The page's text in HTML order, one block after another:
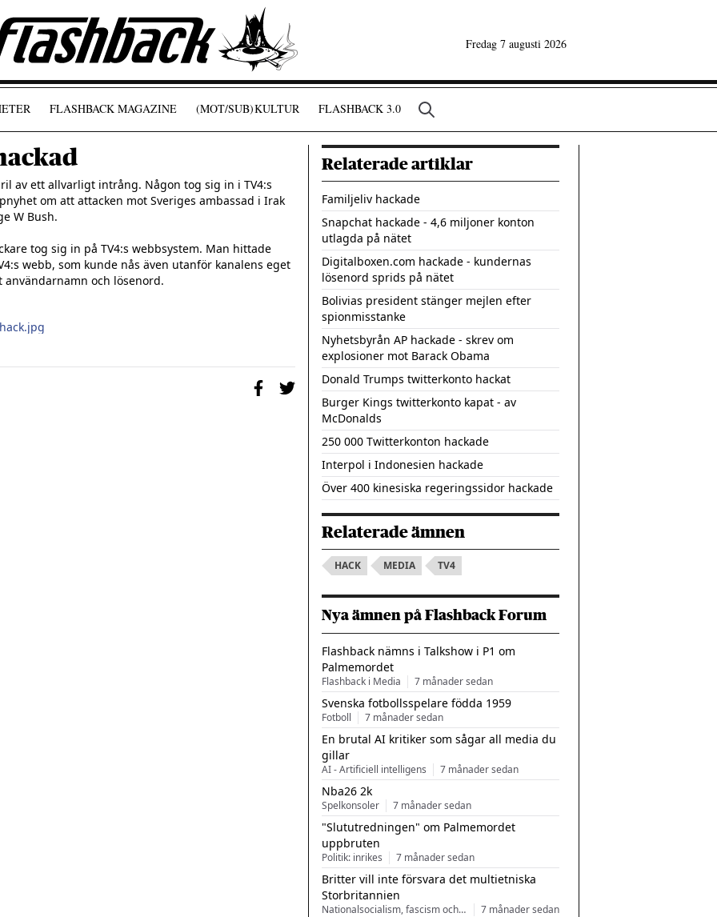
Fredag 7 augusti 2026
FLASHBACK MAGAZINE (MOT/SUB)KULTUR FLASHBACK 3.0
av ett allvarligt intrång. Någon tog sig in i TV4:s
om att attacken mot Sveriges ambassad i Irak
W Bush.
tog sig in på TV4:s webbsystem. Man hittade
webb, som kunde nås även utanför kanalens eget
och lösenord.
Relaterade artiklar
Familjeliv hackade
Snapchat hackade - 4,6 miljoner konton
utlagda på nätet
Digitalboxen.com hackade - kundernas
lösenord sprids på nätet
Bolivias president stänger mejlen efter
spionmisstanke
Nyhetsbyrån AP hackade - skrev om
explosioner mot Barack Obama
Donald Trumps twitterkonto hackat
Burger Kings twitterkonto kapat - av
McDonalds
250 000 Twitterkonton hackade
Interpol i Indonesien hackade
Över 400 kinesiska regeringssidor hackade
Relaterade ämnen
HACK MEDIA TV4
Nya ämnen på Flashback Forum
Flashback nämns i Talkshow i P1 om
Palmemordet
Flashback i Media 7 månader sedan
Svenska fotbollsspelare födda 1959
Fotboll 7 månader sedan
En brutal AI kritiker som sågar all media du
gillar
AI - Artificiell intelligens 7 månader sedan
Nba26 2k
Spelkonsoler 7 månader sedan
"Slututredningen" om Palmemordet
uppbruten
Politik: inrikes 7 månader sedan
Britter vill inte försvara det multietniska
Storbritannien
Nationalsocialism, fascism och nationalism 7 månader sedan